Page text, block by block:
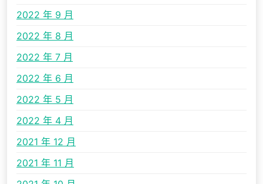
2022 年 9 月
2022 年 8 月
2022 年 7 月
2022 年 6 月
2022 年 5 月
2022 年 4 月
2021 年 12 月
2021 年 11 月